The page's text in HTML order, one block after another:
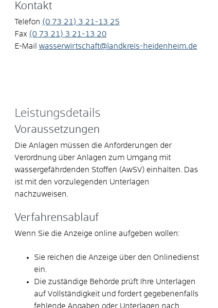
Kontakt
Telefon (0 73 21) 3 21-13 25
Fax (0 73 21) 3 21-13 20
E-Mail wasserwirtschaft@landkreis-heidenheim.de
Leistungsdetails
Voraussetzungen
Die Anlagen müssen die Anforderungen der
Verordnung über Anlagen zum Umgang mit
wassergefährdenden Stoffen (AwSV) einhalten. Das
ist mit den vorzulegenden Unterlagen
nachzuweisen.
Verfahrensablauf
Wenn Sie die Anzeige online aufgeben wollen:
Sie reichen die Anzeige über den Onlinedienst
ein.
Die zuständige Behörde prüft Ihre Unterlagen
auf Vollständigkeit und fordert gegebenenfalls
fehlende Angaben oder Unterlagen nach.